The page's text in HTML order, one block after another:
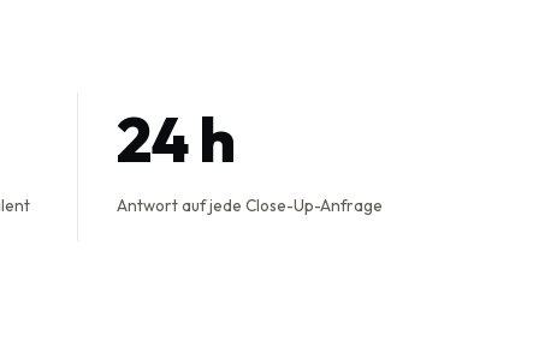
24 h
Antwort auf jede Close-Up-Anfrage